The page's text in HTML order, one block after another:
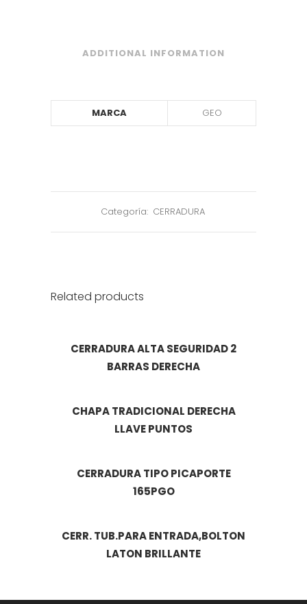
ADDITIONAL INFORMATION
MARCA GEO
Categoría: CERRADURA
Related products
CERRADURA ALTA SEGURIDAD 2
BARRAS DERECHA
CHAPA TRADICIONAL DERECHA
LLAVE PUNTOS
CERRADURA TIPO PICAPORTE
165PGO
CERR. TUB.PARA ENTRADA,BOLTON
LATON BRILLANTE